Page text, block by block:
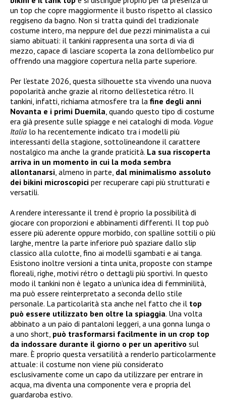
un top che copre maggiormente il busto rispetto al classico
reggiseno da bagno. Non si tratta quindi del tradizionale
costume intero, ma neppure del due pezzi minimalista a cui
siamo abituati: il tankini rappresenta una sorta di via di
mezzo, capace di lasciare scoperta la zona dell’ombelico pur
offrendo una maggiore copertura nella parte superiore.
Per l’estate 2026, questa silhouette sta vivendo una nuova
popolarità anche grazie al ritorno dell’estetica rétro. Il
tankini, infatti, richiama atmosfere tra la fine degli anni
Novanta e i primi Duemila , quando questo tipo di costume
era già presente sulle spiagge e nei cataloghi di moda. Vogue
Italia lo ha recentemente indicato tra i modelli più
interessanti della stagione, sottolineandone il carattere
nostalgico ma anche la grande praticità. La sua riscoperta
arriva in un momento in cui la moda sembra
allontanarsi , almeno in parte, dal minimalismo assoluto
dei bikini microscopici per recuperare capi più strutturati e
versatili.
A rendere interessante il trend è proprio la possibilità di
giocare con proporzioni e abbinamenti differenti. Il top può
essere più aderente oppure morbido, con spalline sottili o più
larghe, mentre la parte inferiore può spaziare dallo slip
classico alla culotte, fino ai modelli sgambati e ai tanga.
Esistono inoltre versioni a tinta unita, proposte con stampe
floreali, righe, motivi rétro o dettagli più sportivi. In questo
modo il tankini non è legato a un’unica idea di femminilità,
ma può essere reinterpretato a seconda dello stile
personale. La particolarità sta anche nel fatto che il top
può essere utilizzato ben oltre la spiaggia. Una volta
abbinato a un paio di pantaloni leggeri, a una gonna lunga o
a uno short, può trasformarsi facilmente in un crop top
da indossare durante il giorno o per un aperitivo sul
mare. È proprio questa versatilità a renderlo particolarmente
attuale: il costume non viene più considerato
esclusivamente come un capo da utilizzare per entrare in
acqua, ma diventa una componente vera e propria del
guardaroba estivo.